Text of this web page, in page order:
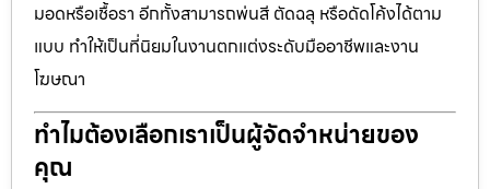
มอดหรือเชื้อรา อีกทั้งสามารถพ่นสี ตัดฉลุ หรือดัดโค้งได้ตาม
แบบ ทำให้เป็นที่นิยมในงานตกแต่งระดับมืออาชีพและงาน
โฆษณา
ทำไมต้องเลือกเราเป็นผู้จัดจำหน่ายของ
คุณ